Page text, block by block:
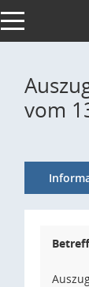
Toggle navigation
vom
Betreff